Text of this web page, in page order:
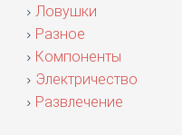
Ловушки
Разное
Компоненты
Электричество
Развлечение